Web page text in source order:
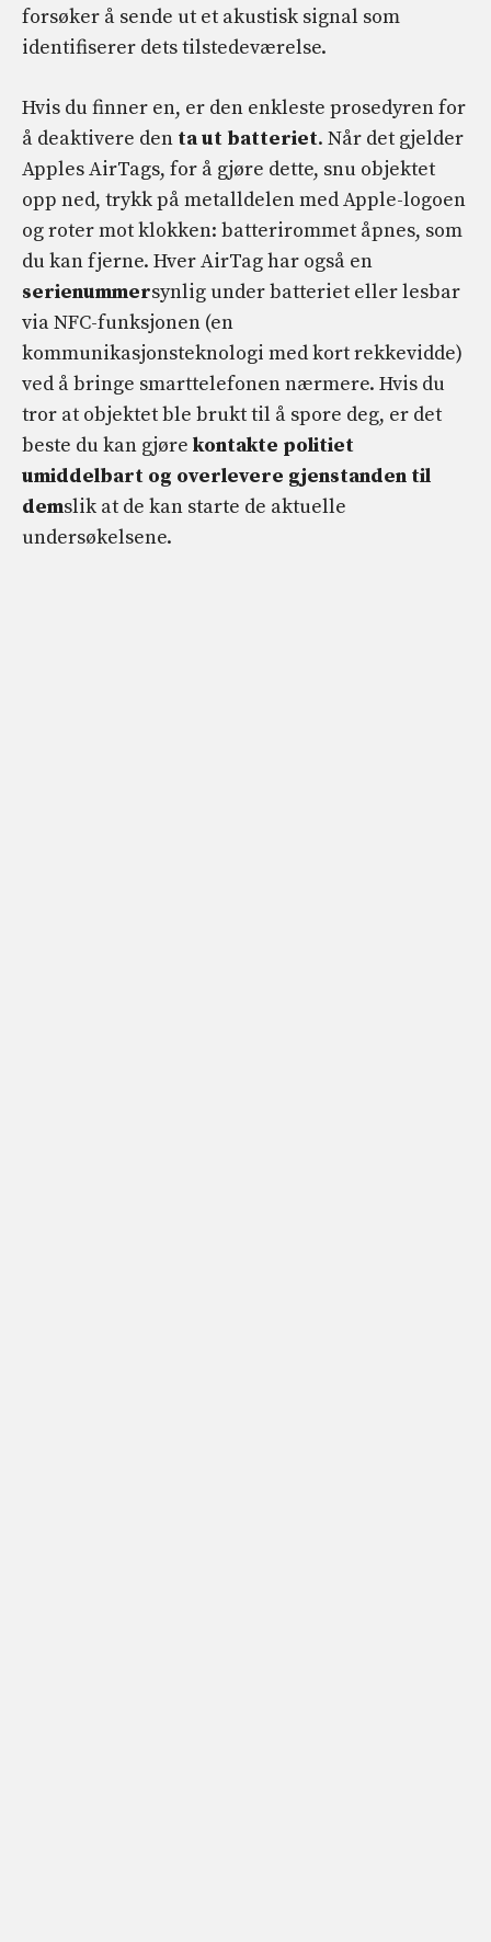
forsøker å sende ut et akustisk signal som
identifiserer dets tilstedeværelse.
Hvis du finner en, er den enkleste prosedyren for
å deaktivere den ta ut batteriet. Når det gjelder
Apples AirTags, for å gjøre dette, snu objektet
opp ned, trykk på metalldelen med Apple-logoen
og roter mot klokken: batterirommet åpnes, som
du kan fjerne. Hver AirTag har også en
serienummersynlig under batteriet eller lesbar
via NFC-funksjonen (en
kommunikasjonsteknologi med kort rekkevidde)
ved å bringe smarttelefonen nærmere. Hvis du
tror at objektet ble brukt til å spore deg, er det
beste du kan gjøre kontakte politiet
umiddelbart og overlevere gjenstanden til
demslik at de kan starte de aktuelle
undersøkelsene.